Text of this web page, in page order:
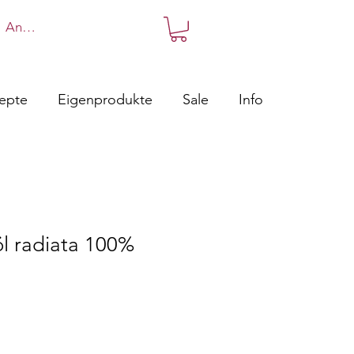
Anmelden
Eigenprodukte Sale Info
radiata 100%